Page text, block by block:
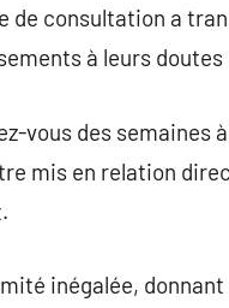
consultation a
à leurs
vous des semaines à
mis en relation
inégalée,